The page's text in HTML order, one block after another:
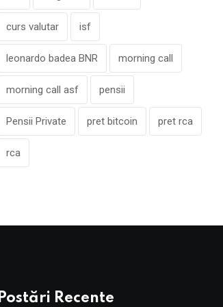
curs valutar isf
leonardo badea BNR morning call
morning call asf pensii
Pensii Private pret bitcoin pret rca
rca
Postări Recente